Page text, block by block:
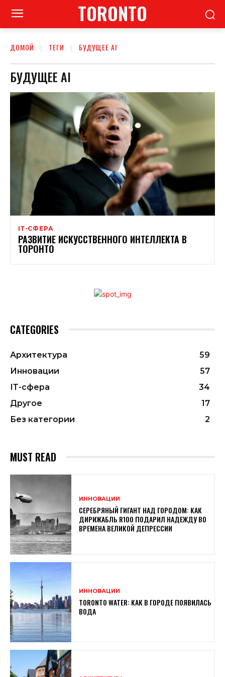
TORONTO
ДОМОЙ ТЕГИ БУДУЩЕЕ AI
БУДУЩЕЕ AI
ІТ-СФЕРА
РАЗВИТИЕ ИСКУССТВЕННОГО ИНТЕЛЛЕКТА В
ТОРОНТО
CATEGORIES
Архитектура
59
Инновации
57
ІТ-сфера
34
Другое
17
Без категории
2
MUST READ
ИННОВАЦИИ
СЕРЕБРЯНЫЙ ГИГАНТ НАД ГОРОДОМ: КАК
ДИРИЖАБЛЬ R100 ПОДАРИЛ НАДЕЖДУ ВО
ВРЕМЕНА ВЕЛИКОЙ ДЕПРЕССИИ
ИННОВАЦИИ
TORONTO WATER: КАК В ГОРОДЕ ПОЯВИЛАСЬ
ВОДА